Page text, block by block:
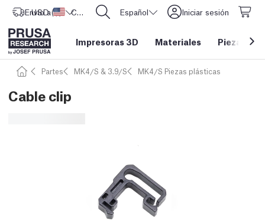
Envío a Estados Unidos
USD ($) CORE One L: ¡Ya disponible! Español Iniciar sesión
Impresoras 3D Materiales Piezas y
Partes MK4/S & 3.9/S MK4/S Piezas plásticas
Cable clip